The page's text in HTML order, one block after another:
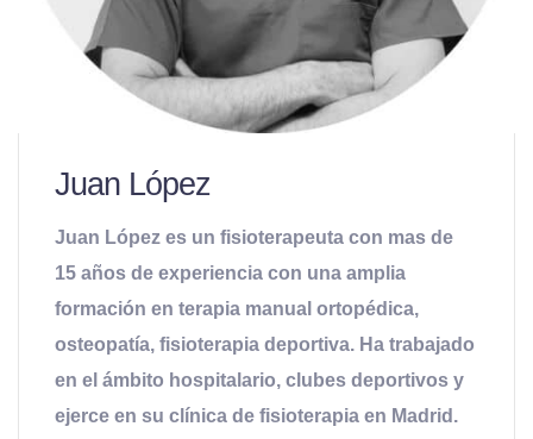
Juan López
Juan López es un fisioterapeuta con mas de
15 años de experiencia con una amplia
formación en terapia manual ortopédica,
osteopatía, fisioterapia deportiva. Ha trabajado
en el ámbito hospitalario, clubes deportivos y
ejerce en su clínica de fisioterapia en Madrid.